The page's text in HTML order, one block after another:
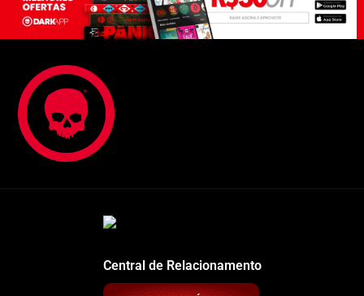
Central de Relacionamento